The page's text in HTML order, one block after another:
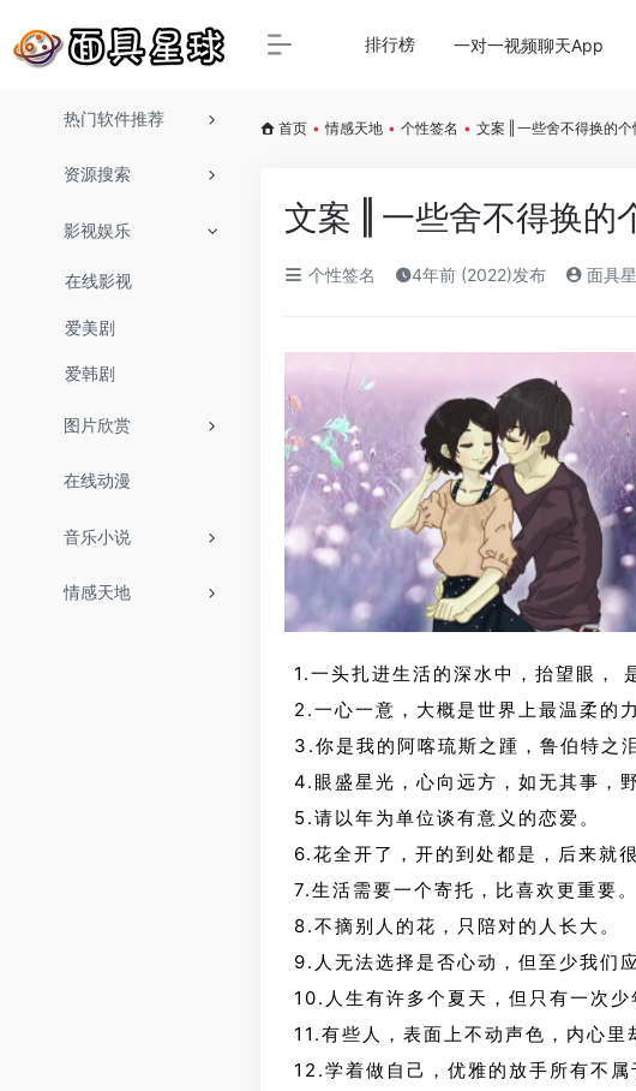
热门软件推荐
资源搜索
影视娱乐
在线影视
爱美剧
爱韩剧
图片欣赏
在线动漫
音乐小说
情感天地
排行榜 一对一视频聊天App
首页 • 情感天地 • 个性签名 • 文案 ‖ 一些舍不得换的个
文案 ‖ 一些舍不得换的
个性签名 4年前 (2022)发布 面具
1.一头扎进生活的深水中，抬望眼，
2.一心一意，大概是世界上最温柔的力
3.你是我的阿喀琉斯之踵，鲁伯特之
4.眼盛星光，心向远方，如无其事，野
5.请以年为单位谈有意义的恋爱。
6.花全开了，开的到处都是，后来就很
7.生活需要一个寄托，比喜欢更重要。
8.不摘别人的花，只陪对的人长大。
9.人无法选择是否心动，但至少我们
10.人生有许多个夏天，但只有一次少
11.有些人，表面上不动声色，内心里
12.学着做自己，优雅的放手所有不属